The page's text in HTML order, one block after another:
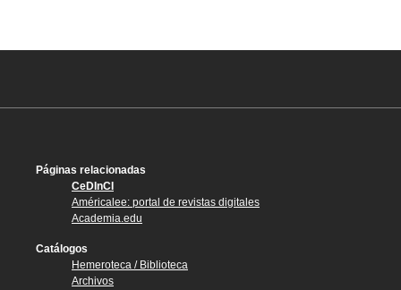
Páginas relacionadas
CeDInCI
Américalee: portal de revistas digitales
Academia.edu
Catálogos
Hemeroteca / Biblioteca
Archivos